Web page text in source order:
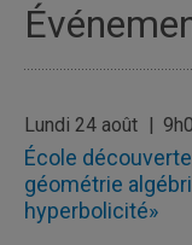
Lundi 24 août
École découverte
géométrie
hyperbolicité»